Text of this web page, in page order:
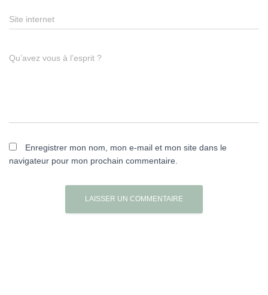
Site internet
Qu’avez vous à l’esprit ?
Enregistrer mon nom, mon e-mail et mon site dans le
navigateur pour mon prochain commentaire.